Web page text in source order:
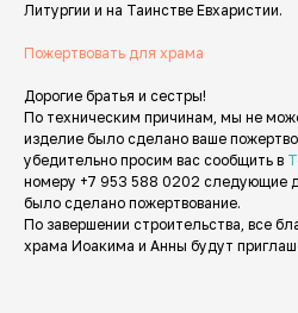
Литургии и на Таинстве Евхаристии.
Пожертвовать для храма
Дорогие братья и сестры!
По техническим причинам, мы не
изделие было сделано ваше
убедительно просим вас сообщить в
номеру +7 953 588 0202 следующие
было сделано пожертвование.
По завершении строительства, все
храма Иоакима и Анны будут